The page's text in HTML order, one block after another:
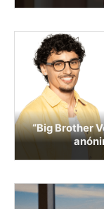
“Big Brother